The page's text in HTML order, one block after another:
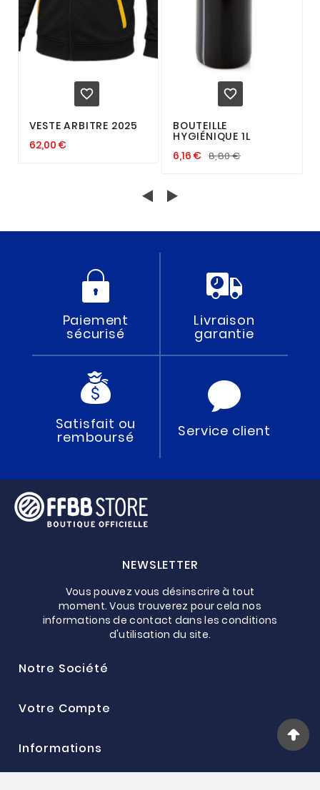

VESTE ARBITRE 2025
62,00 €

BOUTEILLE
HYGIÉNIQUE 1L
6,16 € 8,80 €
Paiement
sécurisé
Livraison
garantie
Satisfait ou
remboursé Service client
NEWSLETTER
Vous pouvez vous désinscrire à tout
moment. Vous trouverez pour cela nos
informations de contact dans les conditions
d'utilisation du site.
Notre Société
Votre Compte
Informations